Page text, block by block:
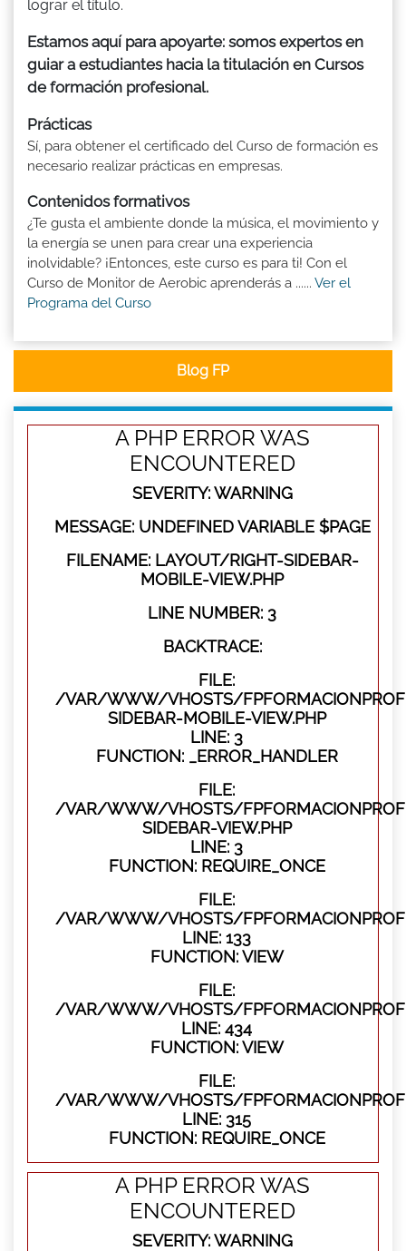
lograr el título.
Estamos aquí para apoyarte: somos expertos en
guiar a estudiantes hacia la titulación en Cursos
de formación profesional.
Prácticas
Sí, para obtener el certificado del Curso de formación es
necesario realizar prácticas en empresas.
Contenidos formativos
¿Te gusta el ambiente donde la música, el movimiento y
la energía se unen para crear una experiencia
inolvidable? ¡Entonces, este curso es para ti! Con el
Curso de Monitor de Aerobic aprenderás a ...... Ver el
Programa del Curso
Blog FP
A PHP ERROR WAS
ENCOUNTERED
SEVERITY: WARNING
MESSAGE: UNDEFINED VARIABLE $PAGE
FILENAME: LAYOUT/RIGHT-SIDEBAR-
MOBILE-VIEW.PHP
LINE NUMBER: 3
BACKTRACE:
FILE:
/VAR/WWW/VHOSTS/
SIDEBAR-MOBILE-VIEW.PHP
LINE: 3
FUNCTION: _ERROR_HANDLER
FILE:
/VAR/WWW/VHOSTS/
SIDEBAR-VIEW.PHP
LINE: 3
FUNCTION: REQUIRE_ONCE
FILE:
/VAR/WWW/VHOSTS/
LINE: 133
FUNCTION: VIEW
FILE:
/VAR/WWW/VHOSTS/
LINE: 434
FUNCTION: VIEW
FILE:
/VAR/WWW/VHOSTS/
LINE: 315
FUNCTION: REQUIRE_ONCE
A PHP ERROR WAS
ENCOUNTERED
SEVERITY: WARNING